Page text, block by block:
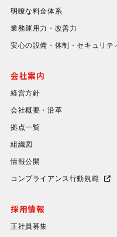
明瞭な料金体系
業務運用力・改善力
安心の設備・体制・セキュリテ
会社案内
経営方針
会社概要・沿革
拠点一覧
組織図
情報公開
コンプライアンス行動規範
採用情報
正社員募集